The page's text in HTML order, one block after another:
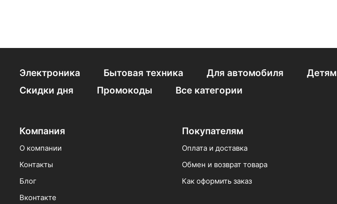
Электроника Бытовая техника Для автомобиля Детям
Скидки дня
Промокоды Все категории
Компания
О компании
Контакты
Блог
Вконтакте
Покупателям
Оплата и доставка
Обмен и возврат товара
Как оформить заказ